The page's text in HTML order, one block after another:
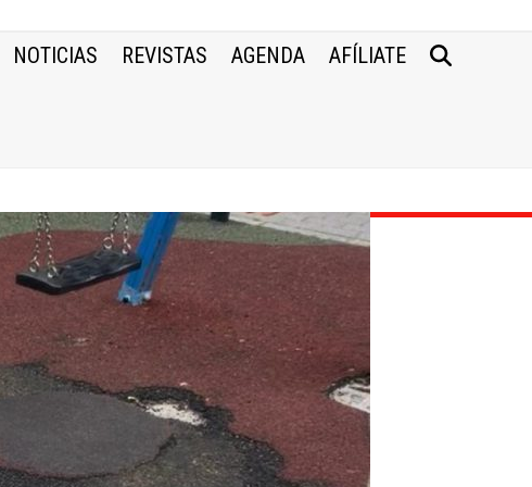
NOTICIAS REVISTAS AGENDA AFÍLIATE